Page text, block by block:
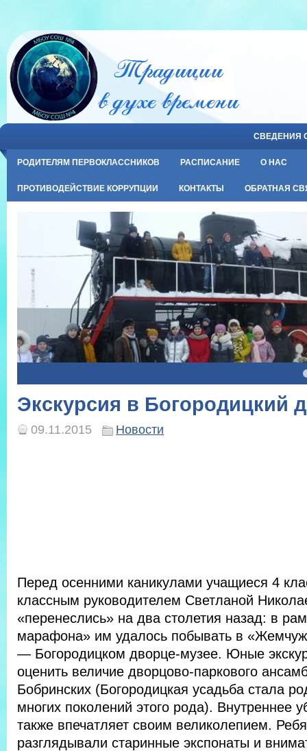
СВЕДЕНИЯ
РОДИТЕЛЯМ ПЕРВОКЛАССНИКОВ РАСПИСАНИЕ О НАС
ПРОТИВОДЕЙСТВИЕ КОРРУПЦИИ КОНТАКТЫ ОБРАТНАЯ
Экскурсия в Богородицкий
09.11.2015 Новости
Перед осенними каникулами учащиеся 4
классным руководителем Светланой
«перенеслись» на два столетия назад: в
марафона» им удалось побывать в
— Богородицком дворце-музее. Юные
оценить величие дворцово-паркового
Бобринских (Богородицкая усадьба стала
многих поколений этого рода). Внутреннее
также впечатляет своим великолепием.
разглядывали старинные экспонаты и